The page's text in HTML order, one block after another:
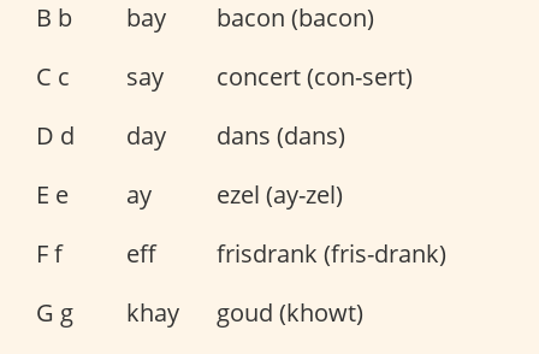
B b
bay
bacon (bacon)
C c
say
concert (con-sert)
D d
day
dans (dans)
E e
ay
ezel (ay-zel)
F f
eff
frisdrank (fris-drank)
G g
khay
goud (khowt)